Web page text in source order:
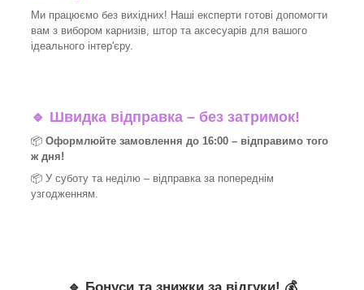
Ми працюємо без вихідних! Наші експерти готові допомогти
вам з вибором карнизів, штор та аксесуарів для вашого
ідеального інтер'єру.​
🔹 Швидка відправка – без затримок!
📦 Оформлюйте замовлення до 16:00 – відправимо того
ж дня!
📦 У суботу та неділю – відправка за попереднім
узгодженням.